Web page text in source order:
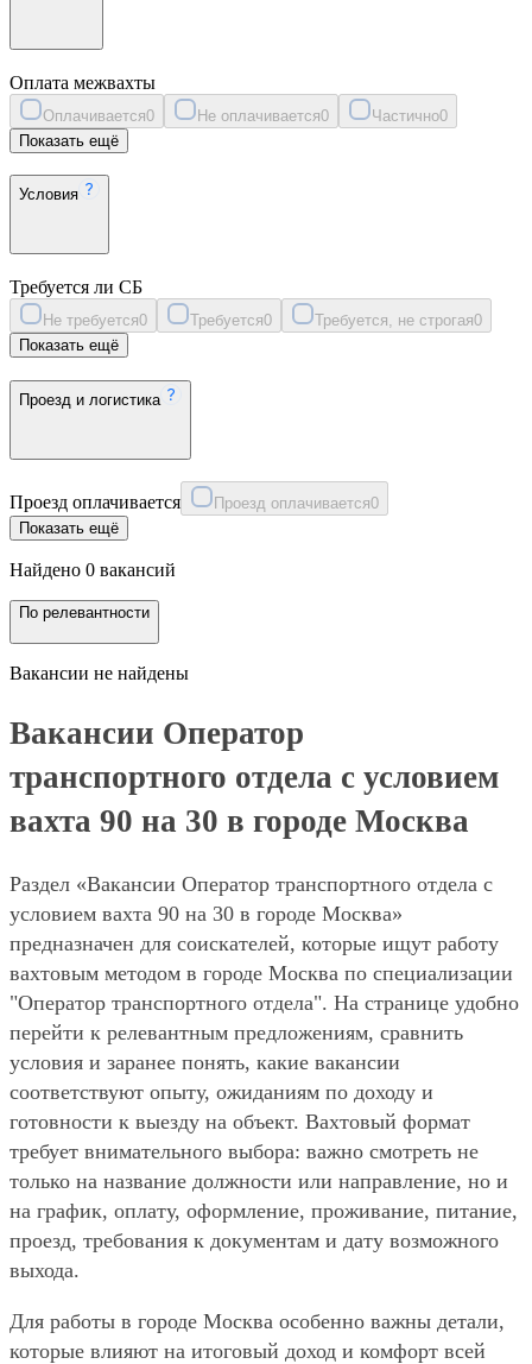
Оплата межвахты
Оплачивается0 Не оплачивается0 Частично0
Показать ещё
Условия
Требуется ли СБ
Не требуется0 Требуется0 Требуется, не строгая0
Показать ещё
Проезд и логистика
Проезд оплачивается Проезд оплачивается0
Показать ещё
Найдено 0 вакансий
По релевантности
Вакансии не найдены
Вакансии Оператор
транспортного отдела с условием
вахта 90 на 30 в городе Москва
Раздел «Вакансии Оператор транспортного отдела с
условием вахта 90 на 30 в городе Москва»
предназначен для соискателей, которые ищут работу
вахтовым методом в городе Москва по специализации
"Оператор транспортного отдела". На странице удобно
перейти к релевантным предложениям, сравнить
условия и заранее понять, какие вакансии
соответствуют опыту, ожиданиям по доходу и
готовности к выезду на объект. Вахтовый формат
требует внимательного выбора: важно смотреть не
только на название должности или направление, но и
на график, оплату, оформление, проживание, питание,
проезд, требования к документам и дату возможного
выхода.
Для работы в городе Москва особенно важны детали,
которые влияют на итоговый доход и комфорт всей